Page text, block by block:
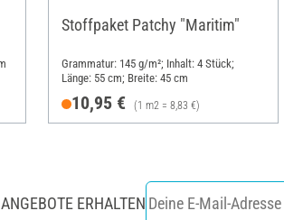
Stoffpaket Patchy "Maritim"
Grammatur: 145 g/m²; Inhalt: 4 Stück;
Länge: 55 cm; Breite: 45 cm
10,95 € (1 m2 = 8,83 €)
ERHALTEN